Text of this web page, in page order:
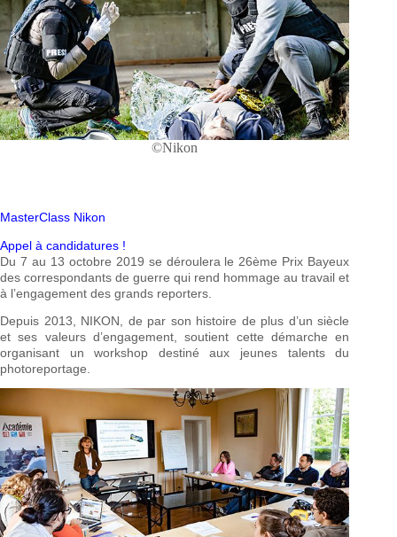
©Nikon
MasterClass Nikon
Appel à candidatures !
Du 7 au 13 octobre 2019 se déroulera le 26ème Prix Bayeux
des correspondants de guerre qui rend hommage au travail et
à l’engagement des grands reporters.
Depuis 2013, NIKON, de par son histoire de plus d’un siècle
et ses valeurs d’engagement, soutient cette démarche en
organisant un workshop destiné aux jeunes talents du
photoreportage.